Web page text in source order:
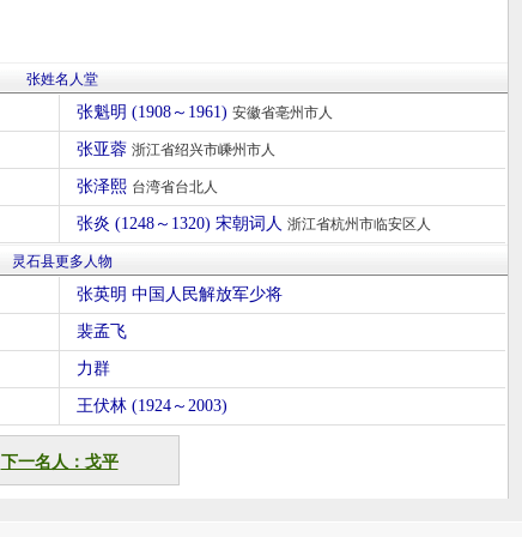
张姓名人堂
张魁明 (1908～1961) 安徽省亳州市人
张亚蓉 浙江省绍兴市嵊州市人
张泽熙 台湾省台北人
张炎 (1248～1320) 宋朝词人 浙江省杭州市临安区人
灵石县更多人物
张英明 中国人民解放军少将
裴孟飞
力群
王伏林 (1924～2003)
下一名人：戈平